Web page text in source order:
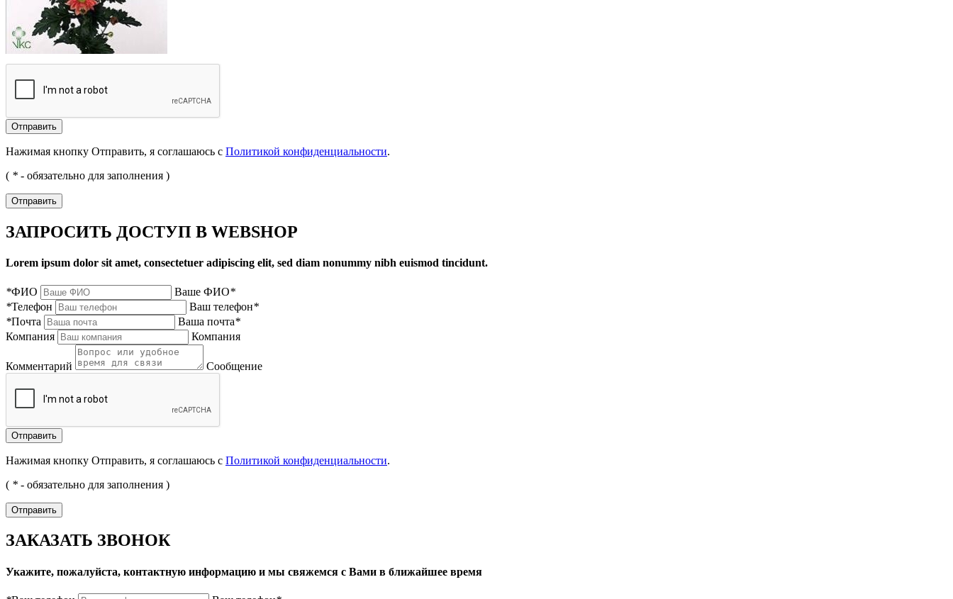
Отправить
Нажимая кнопку Отправить, я соглашаюсь с Политикой конфиденциальности.
( * - обязательно для заполнения )
Отправить
ЗАПРОСИТЬ ДОСТУП В WEBSHOP
Lorem ipsum dolor sit amet, consectetuer adipiscing elit, sed diam nonummy nibh euismod tincidunt.
*ФИО Ваше ФИО*
*Телефон Ваш телефон*
*Почта Ваша почта*
Компания
Компания
Комментарий Сообщение
Нажимая кнопку Отправить, я соглашаюсь с Политикой конфиденциальности.
( * - обязательно для заполнения )
ЗАКАЗАТЬ ЗВОНОК
Укажите, пожалуйста, контактную информацию и мы свяжемся с Вами в ближайшее время